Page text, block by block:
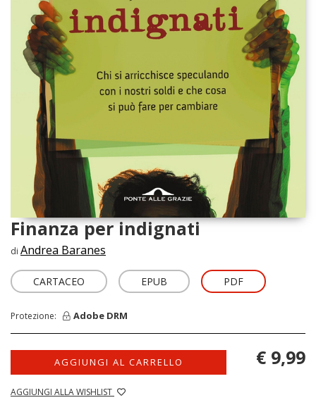
Finanza per indignati
di Andrea Baranes
CARTACEO EPUB PDF
Protezione: Adobe DRM
AGGIUNGI AL CARRELLO
AGGIUNGI ALLA WISHLIST
€ 9,99